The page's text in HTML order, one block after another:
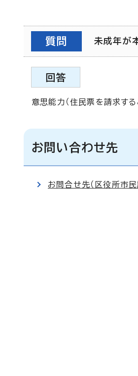
質問 未成年が
回答
意思能力（住民票を請求する
お問い合わせ先
お問合せ先（区役所市民